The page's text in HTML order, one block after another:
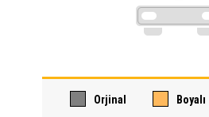
Orjinal Boyalı